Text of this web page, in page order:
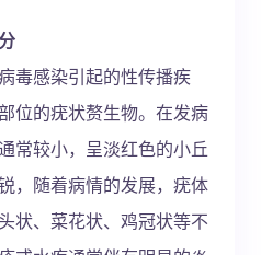
毒感染引起的性传播疾
位的疣状赘生物。在发病
常较小，呈淡红色的小丘
，随着病情的发展，疣体
状、菜花状、鸡冠状等不